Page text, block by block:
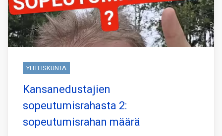
YHTEISKUNTA
Kansanedustajien
sopeutumisrahasta 2:
sopeutumisrahan määrä